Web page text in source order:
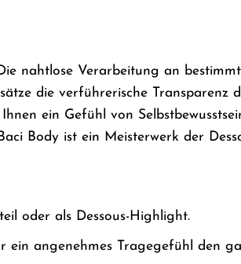
nahtlose Verarbeitung an
die verführerische Transparenz
ein Gefühl von
Body ist ein Meisterwerk der
oder als Dessous-Highlight.
angenehmes Tragegefühl den